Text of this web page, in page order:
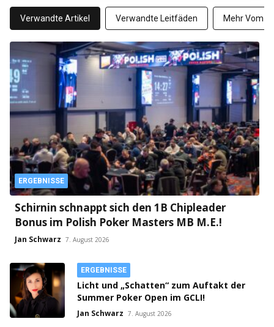
Verwandte Artikel Verwandte Leitfäden Mehr Vom
ERGEBNISSE
Schirnin schnappt sich den 1B Chipleader
Bonus im Polish Poker Masters MB M.E.!
Jan Schwarz 7. August 2026
ERGEBNISSE
Licht und „Schatten“ zum Auftakt der
Summer Poker Open im GCLI!
Jan Schwarz 7. August 2026